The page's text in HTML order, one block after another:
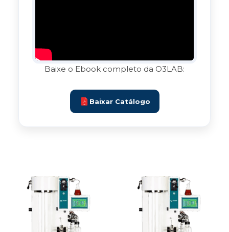
Baixe o Ebook completo da O3LAB:
Baixar Catálogo